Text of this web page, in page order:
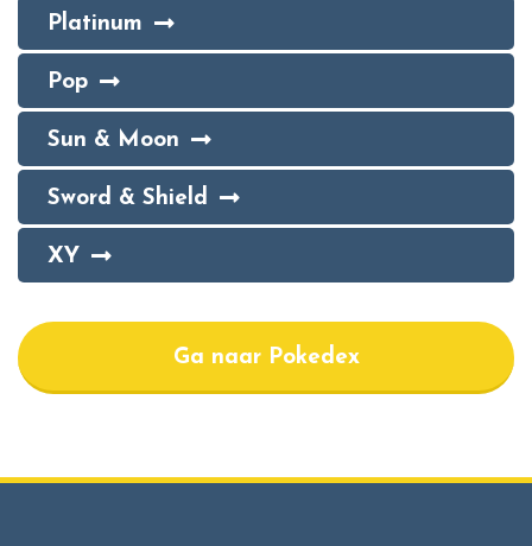
Platinum
Pop
Sun & Moon
Sword & Shield
XY
Ga naar Pokedex